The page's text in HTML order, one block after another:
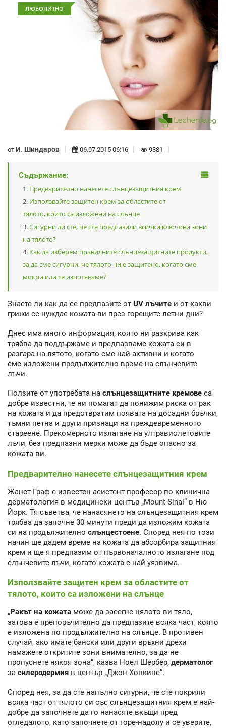
ЛЮБОПИТНО
от И. Шиндаров 06.07.2015 06:16 9381
Съдържание:
Предварително нанесете слънцезащитния крем
Използвайте защитен крем за областите от
тялото, които са изложени на слънце
Сигурни ли сте, че сте предпазили всички ключови зони
на тялото?
Как да изберем правилните слънцезащитните продукти,
за да сме сигурни, че тялото ни е защитено, когато сме
мокри или се изпотяваме?
Знаете ли как да се предпазите от UV лъчите и от какви
грижи се нуждае кожата ви през горещите летни дни?
Днес има много информация, която ни разкрива как
трябва да поддържаме и предпазваме кожата си в
разгара на лятото, когато сме най-активни и когато
сме изложени продължително време на слънчевите
лъчи.
Ползите от употребата на слънцезащитните кремове са
добре известни, те ни помагат да понижим риска от рак
на кожата и да предотвратим появата на досадни бръчки,
тъмни петна и други признаци на преждевременното
стареене. Прекомерното излагане на ултравиолетовите
лъчи, без предпазни мерки може да бъде опасно за
кожата ви.
Предварително нанесете слънцезащитния крем
Жанет Граф е известен асистент професор по клинична
дерматология в медицински център „Mount Sinai“ в Ню
Йорк. Тя съветва, че нанасянето на слънцезащитния крем
трябва да започне 30 минути преди да изложим кожата
си на продължително слънцестоене. Според нея по този
начин ще дадем време на кожата да абсорбира защитния
крем и ще я предпазим от първоначалното излагане под
слънчевите лъчи, когато кожата е най-уязвима.
Използвайте защитен крем за областите от
тялото, които са изложени на слънце
„Ракът на кожата може да засегне цялото ви тяло,
затова е препоръчително да предпазите всяка част, която
е изложена по продължително на слънце. В противен
случай, ако имате бански или други връхни дрехи
намажете откритите зони внимателно, за да не
пропуснете някоя зона“, казва Ноел Шербер, дерматолог
за склеродермия в център „Джон Хопкинс“.
Според нея, за да сте напълно сигурни, че сте покрили
всяка част от тялото си със слънцезащитния крем е най-
добре да започнете да го нанасяте вкъщи пред
огледалото, като започнете от горе-надолу и се уверите,